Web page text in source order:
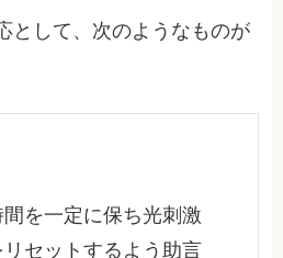
として、次のようなものが
を一定に保ち光刺激
セットするよう助言